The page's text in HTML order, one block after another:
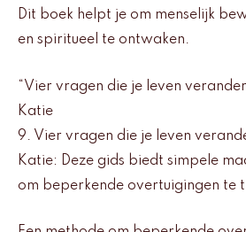
Dit boek helpt je om menselijk
en spiritueel te ontwaken.
“Vier vragen die je leven
Katie
9. Vier vragen die je leven
Katie: Deze gids biedt simpele
om beperkende overtuigingen te